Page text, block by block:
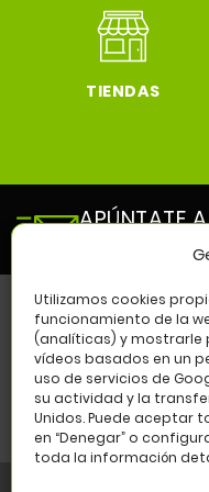
Utilizamos cookies
funcionamiento de la
(analíticas) y mostrarle
vídeos basados en un
uso de servicios de
su actividad y la
Unidos. Puede aceptar
en “Denegar” o
toda la información
TIENDAS
APÚNTATE
y entérate de